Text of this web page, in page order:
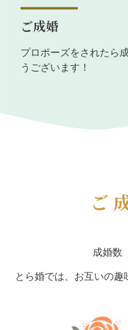
ご成婚
プロポーズをされたら
うございます！
ご
成婚数
とら婚では、お互いの